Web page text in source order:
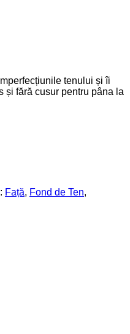
tenului și îi
și fără cusur pentru pâna la
Față, Fond de Ten,